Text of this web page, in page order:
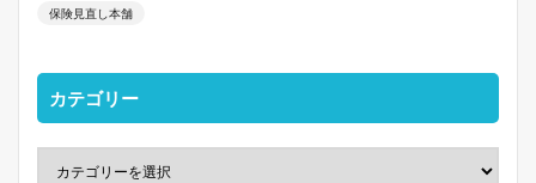
保険見直し本舗
カテゴリー